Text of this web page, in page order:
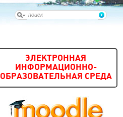
ЭЛЕКТРОННАЯ
ИНФОРМАЦИОННО-
ОБРАЗОВАТЕЛЬНАЯ СРЕДА